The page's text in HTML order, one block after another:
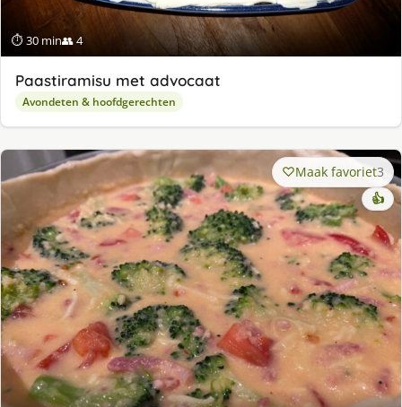
⏱ 30 min👥 4
Paastiramisu met advocaat
Avondeten & hoofdgerechten
Maak favoriet3
👍